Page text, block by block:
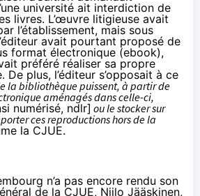
université ait interdiction de
livres. L’œuvre litigieuse avait
l’établissement, mais sous
avait pourtant proposé de
format électronique (ebook),
préféré réaliser sa propre
De plus, l’éditeur s’opposait à ce
la bibliothèque puissent, à partir de
aménagés dans celle-ci,
numérisé, ndlr] ou le stocker sur
ces reproductions hors de la
la CJUE.
n’a pas encore rendu son
de la CJUE, Niilo Jääskinen,